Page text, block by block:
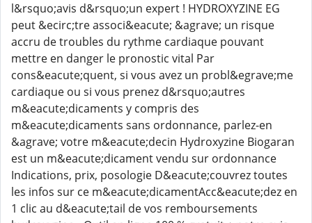
l&rsquo;avis d&rsquo;un expert ! HYDROXYZINE EG
peut &ecirc;tre associ&eacute; &agrave; un risque
accru de troubles du rythme cardiaque pouvant
mettre en danger le pronostic vital Par
cons&eacute;quent, si vous avez un probl&egrave;me
cardiaque ou si vous prenez d&rsquo;autres
m&eacute;dicaments y compris des
m&eacute;dicaments sans ordonnance, parlez-en
&agrave; votre m&eacute;decin Hydroxyzine Biogaran
est un m&eacute;dicament vendu sur ordonnance
Indications, prix, posologie D&eacute;couvrez toutes
les infos sur ce m&eacute;dicamentAcc&eacute;dez en
1 clic au d&eacute;tail de vos remboursements